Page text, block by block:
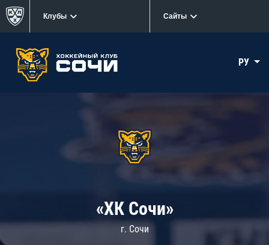
Клубы Сайты
РУ
«ХК Сочи»
г. Сочи